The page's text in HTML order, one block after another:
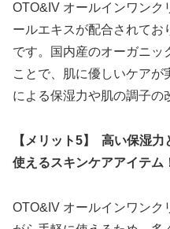
OTO&IV オールインワンク
ールエキスが配合されてお
です。国内産のオーガニッ
ことで、肌に優しいケアが
による保湿力や肌の調子の
【メリット5】 高い保湿
使えるスキンケアアイテム
OTO&IV オールインワンク